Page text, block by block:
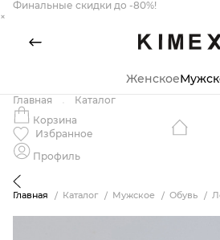
Финальные скидки до -80%!
×
Женское
Главная
Каталог
Корзина
Избранное
Профиль
Главная Каталог Мужское Обувь